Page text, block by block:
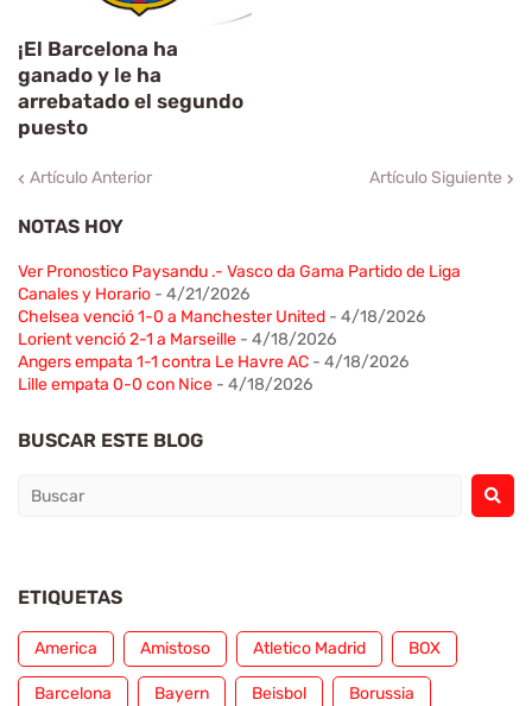
¡El Barcelona ha
ganado y le ha
arrebatado el segundo
puesto
Artículo Anterior Artículo Siguiente
NOTAS HOY
Ver Pronostico Paysandu .- Vasco da Gama Partido de Liga
Canales y Horario - 4/21/2026
Chelsea venció 1-0 a Manchester United - 4/18/2026
Lorient venció 2-1 a Marseille - 4/18/2026
Angers empata 1-1 contra Le Havre AC - 4/18/2026
Lille empata 0-0 con Nice - 4/18/2026
BUSCAR ESTE BLOG
ETIQUETAS
America Amistoso Atletico Madrid BOX
Barcelona Bayern Beisbol Borussia